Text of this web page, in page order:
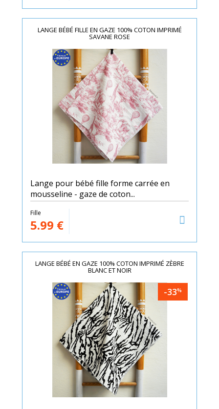
LANGE BÉBÉ FILLE EN GAZE 100% COTON IMPRIMÉ
SAVANE ROSE
Lange pour bébé fille forme carrée en
mousseline - gaze de coton...
Fille
5.99 €
LANGE BÉBÉ EN GAZE 100% COTON IMPRIMÉ ZÈBRE
BLANC ET NOIR
-33%